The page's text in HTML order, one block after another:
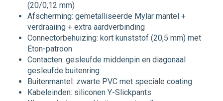
(20/0,12 mm)
Afscherming: gemetalliseerde Mylar mantel +
verdraaiing + extra aardverbinding
Connectorbehuizing: kort kunststof (20,5 mm) met
Eton-patroon
Contacten: gesleufde middenpin en diagonaal
gesleufde buitenring
Buitenmantel: zwarte PVC met speciale coating
Kabeleinden: siliconen Y-Slickpants